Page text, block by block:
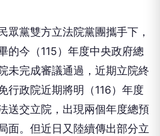
眾黨雙方立法院黨團攜手下，
的今（115）年度中央政府總
未完成審議通過，近期立院終
行政院近期將明（116）年度
送交立院，出現兩個年度總預
面。但近日又陸續傳出部分立